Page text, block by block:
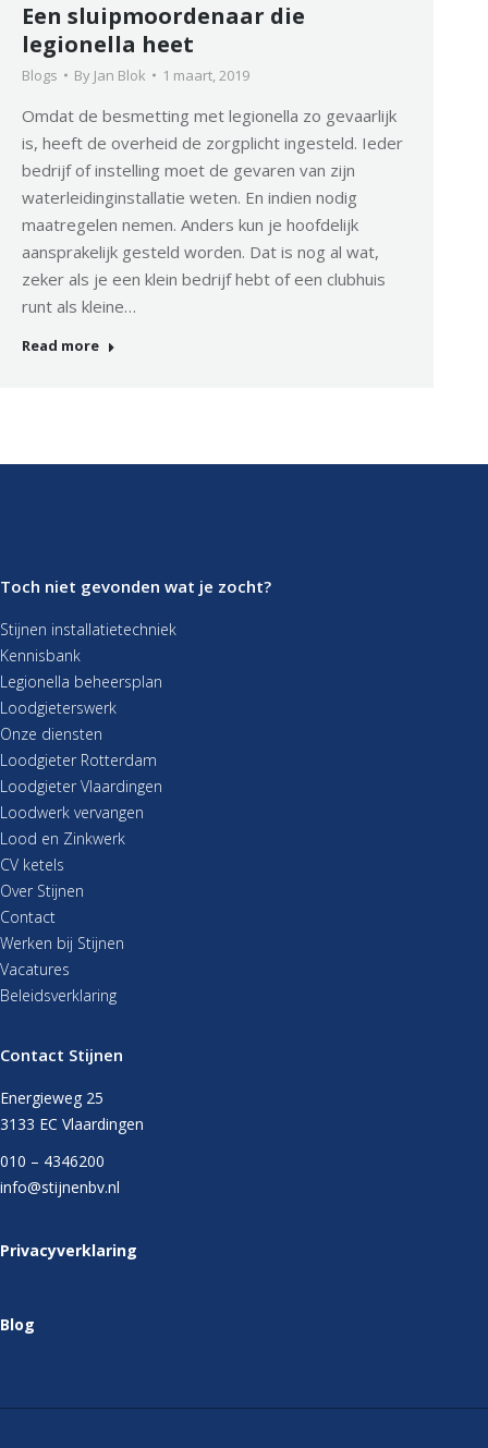
Een sluipmoordenaar die
legionella heet
Blogs By Jan Blok 1 maart, 2019
Omdat de besmetting met legionella zo gevaarlijk
is, heeft de overheid de zorgplicht ingesteld. Ieder
bedrijf of instelling moet de gevaren van zijn
waterleidinginstallatie weten. En indien nodig
maatregelen nemen. Anders kun je hoofdelijk
aansprakelijk gesteld worden. Dat is nog al wat,
zeker als je een klein bedrijf hebt of een clubhuis
runt als kleine…
Read more
Toch niet gevonden wat je zocht?
Stijnen installatietechniek
Kennisbank
Legionella beheersplan
Loodgieterswerk
Onze diensten
Loodgieter Rotterdam
Loodgieter Vlaardingen
Loodwerk vervangen
Lood en Zinkwerk
CV ketels
Over Stijnen
Contact
Werken bij Stijnen
Vacatures
Beleidsverklaring
Contact Stijnen
Energieweg 25
3133 EC Vlaardingen
010 – 4346200
info@stijnenbv.nl
Privacyverklaring
Blog